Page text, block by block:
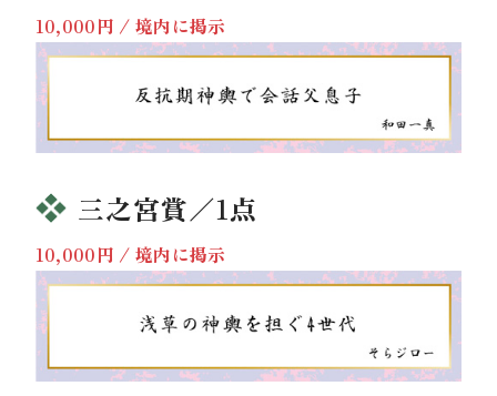
10,000円 / 境内に掲示
三之宮賞／1点
10,000円 / 境内に掲示